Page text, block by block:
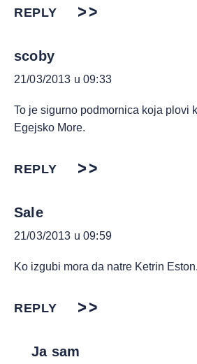
REPLY
scoby
21/03/2013 u 09:33
To je sigurno podmornica koja plovi
Egejsko More.
REPLY
Sale
21/03/2013 u 09:59
Ko izgubi mora da natre Ketrin Eston.
REPLY
Ja sam